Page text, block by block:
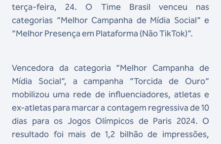
terça-feira, 24. O Time Brasil venceu nas
categorias “Melhor Campanha de Mídia Social” e
“Melhor Presença em Plataforma (Não TikTok)”.
Vencedora da categoria “Melhor Campanha de
Mídia Social”, a campanha “Torcida de Ouro”
mobilizou uma rede de influenciadores, atletas e
ex-atletas para marcar a contagem regressiva de 10
dias para os Jogos Olímpicos de Paris 2024. O
resultado foi mais de 1,2 bilhão de impressões,